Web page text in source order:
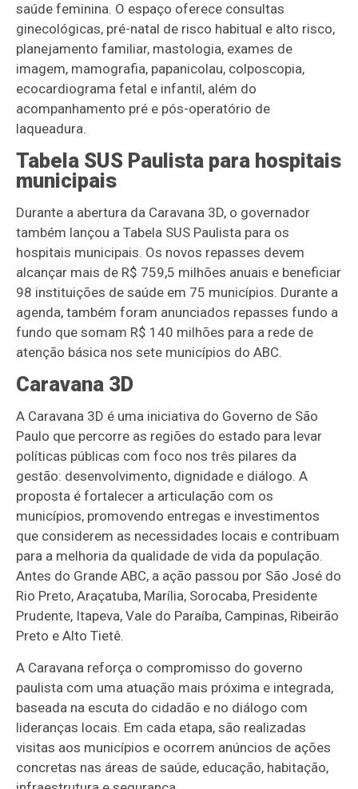
saúde feminina. O espaço oferece consultas
ginecológicas, pré-natal de risco habitual e alto risco,
planejamento familiar, mastologia, exames de
imagem, mamografia, papanicolau, colposcopia,
ecocardiograma fetal e infantil, além do
acompanhamento pré e pós-operatório de
laqueadura.
Tabela SUS Paulista para hospitais
municipais
Durante a abertura da Caravana 3D, o governador
também lançou a Tabela SUS Paulista para os
hospitais municipais. Os novos repasses devem
alcançar mais de R$ 759,5 milhões anuais e beneficiar
98 instituições de saúde em 75 municípios. Durante a
agenda, também foram anunciados repasses fundo a
fundo que somam R$ 140 milhões para a rede de
atenção básica nos sete municípios do ABC.
Caravana 3D
A Caravana 3D é uma iniciativa do Governo de São
Paulo que percorre as regiões do estado para levar
políticas públicas com foco nos três pilares da
gestão: desenvolvimento, dignidade e diálogo. A
proposta é fortalecer a articulação com os
municípios, promovendo entregas e investimentos
que considerem as necessidades locais e contribuam
para a melhoria da qualidade de vida da população.
Antes do Grande ABC, a ação passou por São José do
Rio Preto, Araçatuba, Marília, Sorocaba, Presidente
Prudente, Itapeva, Vale do Paraíba, Campinas, Ribeirão
Preto e Alto Tietê.
A Caravana reforça o compromisso do governo
paulista com uma atuação mais próxima e integrada,
baseada na escuta do cidadão e no diálogo com
lideranças locais. Em cada etapa, são realizadas
visitas aos municípios e ocorrem anúncios de ações
concretas nas áreas de saúde, educação, habitação,